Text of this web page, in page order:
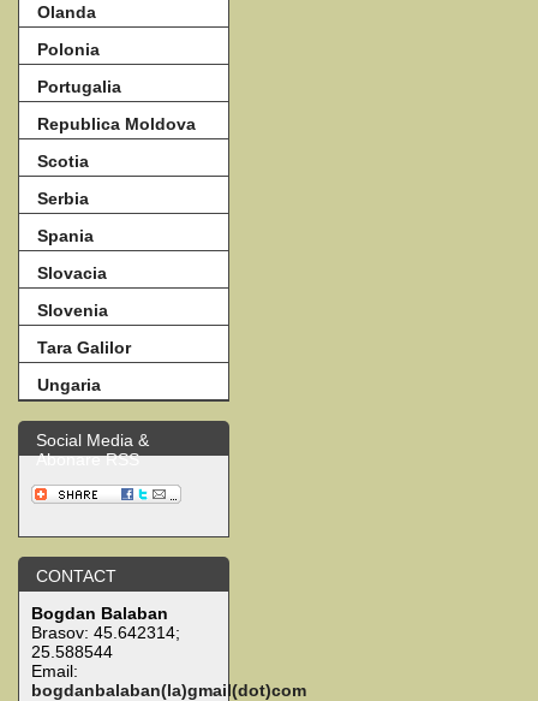
Olanda
Polonia
Portugalia
Republica Moldova
Scotia
Serbia
Spania
Slovacia
Slovenia
Tara Galilor
Ungaria
Social Media &
Abonare RSS
CONTACT
Bogdan Balaban
Brasov: 45.642314;
25.588544
Email:
bogdanbalaban(la)gmail(dot)com